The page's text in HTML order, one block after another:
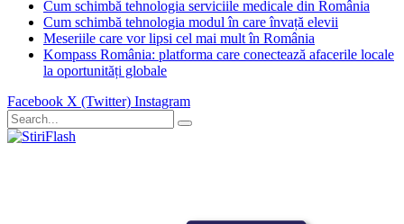
Cum schimbă tehnologia serviciile medicale din România
Cum schimbă tehnologia modul în care învață elevii
Meseriile care vor lipsi cel mai mult în România
Kompass România: platforma care conectează afacerile locale
la oportunități globale
Facebook X (Twitter) Instagram